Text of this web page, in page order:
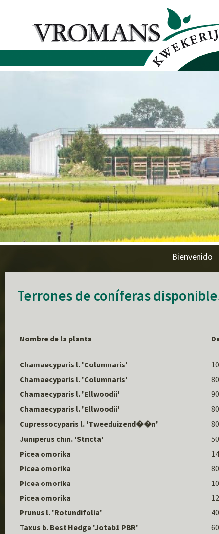
Bienvenido
Terrones de coníferas
Nombre de la planta
Chamaecyparis l. 'Columnaris'
Chamaecyparis l. 'Columnaris'
Chamaecyparis l. 'Ellwoodii'
Chamaecyparis l. 'Ellwoodii'
Cupressocyparis l. 'Tweeduizend��n'
Juniperus chin. 'Stricta'
Picea omorika
Picea omorika
Picea omorika
Picea omorika
Prunus l. 'Rotundifolia'
Taxus b. Best Hedge 'Jotab1 PBR'